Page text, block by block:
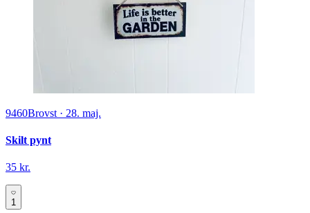
9460Brovst · 28. maj.
Skilt pynt
35 kr.
1